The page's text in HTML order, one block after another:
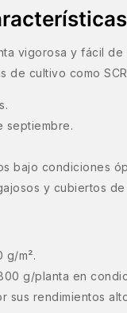
vigorosa y fácil
cultivo como
septiembre.
bajo condiciones
y cubiertos
g/m².
g/planta en
sus rendimientos